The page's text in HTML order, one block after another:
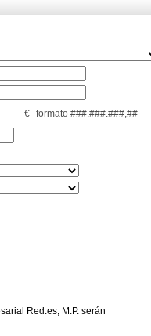
€ formato ###.###.###,##
Red.es, M.P. serán